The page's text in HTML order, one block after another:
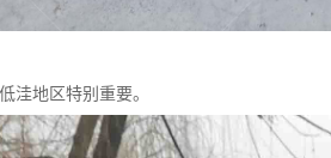
洼地区特别重要。